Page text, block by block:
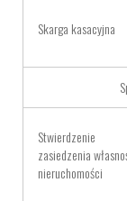
Skarga kasacyjna
Stwierdzenie
zasiedzenia
nieruchomości